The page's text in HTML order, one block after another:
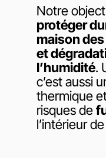
Notre
protéger
maison
et
l’humidité.
c’est aussi
thermique
risques de
l’intérieur